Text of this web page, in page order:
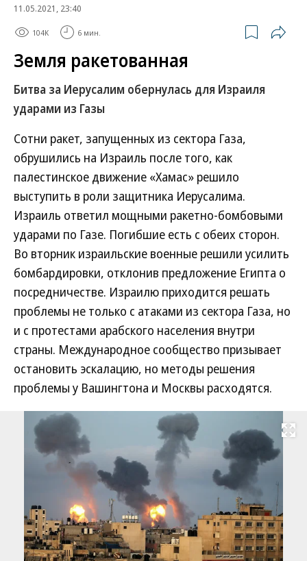
11.05.2021, 23:40
104K 6 мин.
Земля ракетованная
Битва за Иерусалим обернулась для Израиля
ударами из Газы
Сотни ракет, запущенных из сектора Газа,
обрушились на Израиль после того, как
палестинское движение «Хамас» решило
выступить в роли защитника Иерусалима.
Израиль ответил мощными ракетно-бомбовыми
ударами по Газе. Погибшие есть с обеих сторон.
Во вторник израильские военные решили усилить
бомбардировки, отклонив предложение Египта о
посредничестве. Израилю приходится решать
проблемы не только с атаками из сектора Газа, но
и с протестами арабского населения внутри
страны. Международное сообщество призывает
остановить эскалацию, но методы решения
проблемы у Вашингтона и Москвы расходятся.
Развернуть